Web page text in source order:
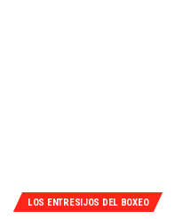
LOS ENTRESIJOS DEL BOXEO